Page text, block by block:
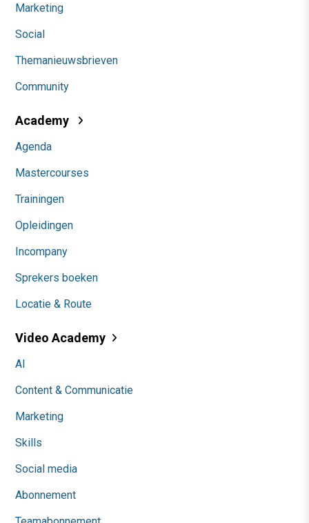
Marketing
Social
Themanieuwsbrieven
Community
Academy
Agenda
Mastercourses
Trainingen
Opleidingen
Incompany
Sprekers boeken
Locatie & Route
Video Academy
AI
Content & Communicatie
Marketing
Skills
Social media
Abonnement